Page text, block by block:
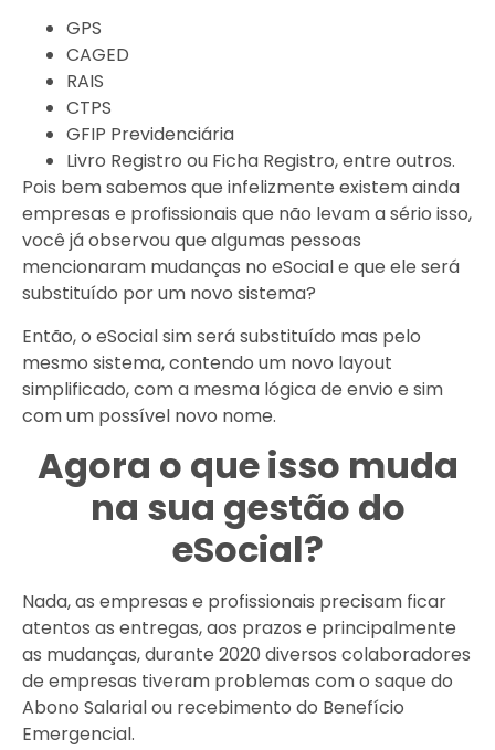
GPS
CAGED
RAIS
CTPS
GFIP Previdenciária
Livro Registro ou Ficha Registro, entre outros.
Pois bem sabemos que infelizmente existem ainda
empresas e profissionais que não levam a sério isso,
você já observou que algumas pessoas
mencionaram mudanças no eSocial e que ele será
substituído por um novo sistema?
Então, o eSocial sim será substituído mas pelo
mesmo sistema, contendo um novo layout
simplificado, com a mesma lógica de envio e sim
com um possível novo nome.
Agora o que isso muda
na sua gestão do
eSocial?
Nada, as empresas e profissionais precisam ficar
atentos as entregas, aos prazos e principalmente
as mudanças, durante 2020 diversos colaboradores
de empresas tiveram problemas com o saque do
Abono Salarial ou recebimento do Benefício
Emergencial.